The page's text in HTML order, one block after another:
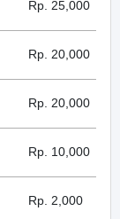
Rp. 25,000
Rp. 20,000
Rp. 20,000
Rp. 10,000
Rp. 2,000